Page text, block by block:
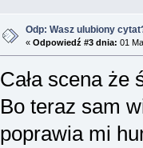
Odp: Wasz ulubiony
« Odpowiedź #3 dnia: 01
Cała scena że
Bo teraz sam
poprawia mi